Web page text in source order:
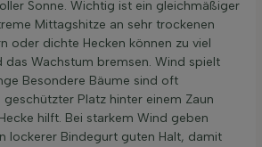
Sonne. Wichtig ist ein gleichmäßiger
Mittagshitze an sehr trockenen
oder dichte Hecken können zu viel
das Wachstum bremsen. Wind spielt
Besondere Bäume sind oft
Platz hinter einem Zaun
hilft. Bei starkem Wind geben
lockerer Bindegurt guten Halt, damit